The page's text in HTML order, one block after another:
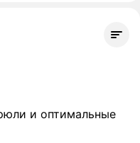
и оптимальные